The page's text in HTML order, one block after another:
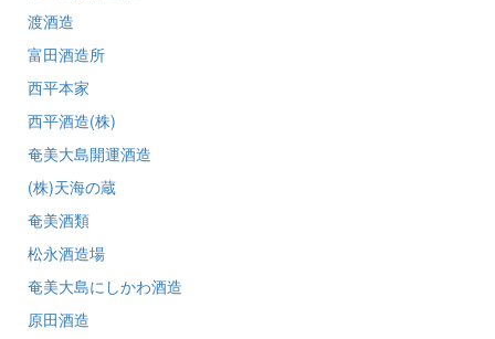
渡酒造
富田酒造所
西平本家
西平酒造(株)
奄美大島開運酒造
(株)天海の蔵
奄美酒類
松永酒造場
奄美大島にしかわ酒造
原田酒造